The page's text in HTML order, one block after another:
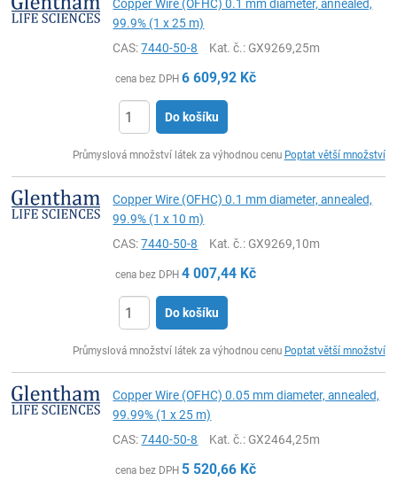
Copper Wire (OFHC) 0.1 mm diameter, annealed,
99.9% (1 x 25 m)
CAS:7440-50-8 Kat. č.: GX9269,25m
cena bez DPH 6 609,92 Kč
Do košíku
Průmyslová množství látek za výhodnou cenu Poptat větší množství
Copper Wire (OFHC) 0.1 mm diameter, annealed,
99.9% (1 x 10 m)
CAS:7440-50-8 Kat. č.: GX9269,10m
cena bez DPH 4 007,44 Kč
Do košíku
Průmyslová množství látek za výhodnou cenu Poptat větší množství
Copper Wire (OFHC) 0.05 mm diameter, annealed,
99.99% (1 x 25 m)
CAS:7440-50-8 Kat. č.: GX2464,25m
cena bez DPH 5 520,66 Kč